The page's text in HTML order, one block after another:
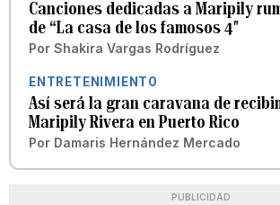
Canciones dedicadas a Maripily
de “La casa de los famosos 4″
Por Shakira Vargas Rodríguez
ENTRETENIMIENTO
Así será la gran caravana de
Maripily Rivera en Puerto Rico
Por Damaris Hernández Mercado
PUBLICIDAD